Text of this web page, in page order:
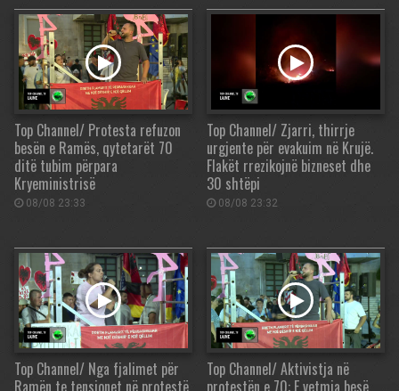
Top Channel/ Protesta refuzon
besën e Ramës, qytetarët 70
ditë tubim përpara
Kryeministrisë
08/08 23:33
Top Channel/ Zjarri, thirrje
urgjente për evakuim në Krujë.
Flakët rrezikojnë bizneset dhe
30 shtëpi
08/08 23:32
Top Channel/ Nga fjalimet për
Ramën te tensionet në protestë,
Top Channel/ Aktivistja në
protestën e 70: E vetmja besë